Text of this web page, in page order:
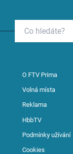
O FTV Prima
Volná místa
Reklama
HbbTV
Podmínky užívání
Cookies